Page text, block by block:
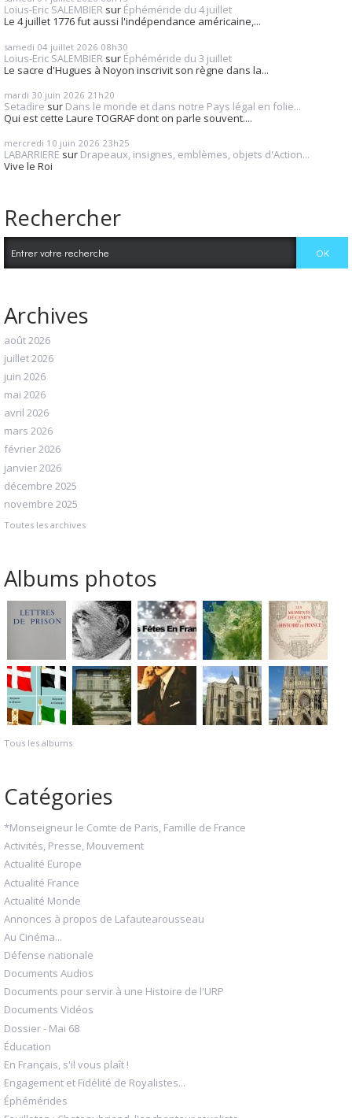
Loius-Eric SALEMBIER sur Éphéméride du 4 juillet
Le 4 juillet 1776 fut aussi l'indépendance américaine,...
samedi 04 juillet 2026 08h30
Loius-Eric SALEMBIER sur Éphéméride du 3 juillet
Le sacre d'Hugues à Noyon inscrivit son règne dans la...
mardi 30 juin 2026 21h20
Setadire sur Dans le monde et dans notre Pays légal en folie...
Qui est cette Laure TOGRAF dont on parle souvent....
mercredi 10 juin 2026 23h25
LABARRIERE sur Drapeaux, insignes, emblèmes, objets d'Action...
Vive le Roi
Rechercher
Archives
août 2026
juillet 2026
juin 2026
mai 2026
avril 2026
mars 2026
février 2026
janvier 2026
décembre 2025
novembre 2025
Toutes les archives
Albums photos
Tous les albums
Catégories
*Monseigneur le Comte de Paris, Famille de France
Activités, Presse, Mouvement
Actualité Europe
Actualité France
Actualité Monde
Annonces à propos de Lafautearousseau
Au Cinéma...
Défense nationale
Documents Audios
Documents pour servir à une Histoire de l'URP
Documents Vidéos
Dossier - Mai 68
Éducation
En Français, s'il vous plaît !
Engagement et Fidélité de Royalistes...
Éphémérides